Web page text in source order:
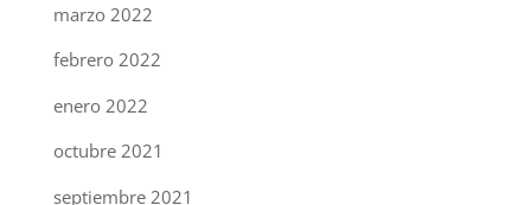
marzo 2022
febrero 2022
enero 2022
octubre 2021
septiembre 2021